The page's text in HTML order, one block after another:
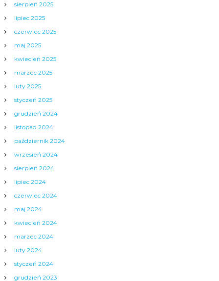
sierpień 2025
lipiec 2025
czerwiec 2025
maj 2025
kwiecień 2025
marzec 2025
luty 2025
styczeń 2025
grudzień 2024
listopad 2024
październik 2024
wrzesień 2024
sierpień 2024
lipiec 2024
czerwiec 2024
maj 2024
kwiecień 2024
marzec 2024
luty 2024
styczeń 2024
grudzień 2023